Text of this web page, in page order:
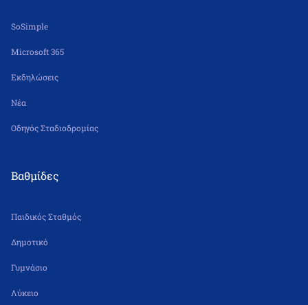
SoSimple
Microsoft 365
Εκδηλώσεις
Νέα
Οδηγός Σταδιοδρομίας
Βαθμίδες
Παιδικός Σταθμός
Δημοτικό
Γυμνάσιο
Λύκειο